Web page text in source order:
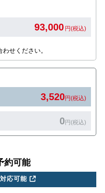
93,000 円(税込)
せください。
3,520円(税込)
0円(税込)
約可能
応可能